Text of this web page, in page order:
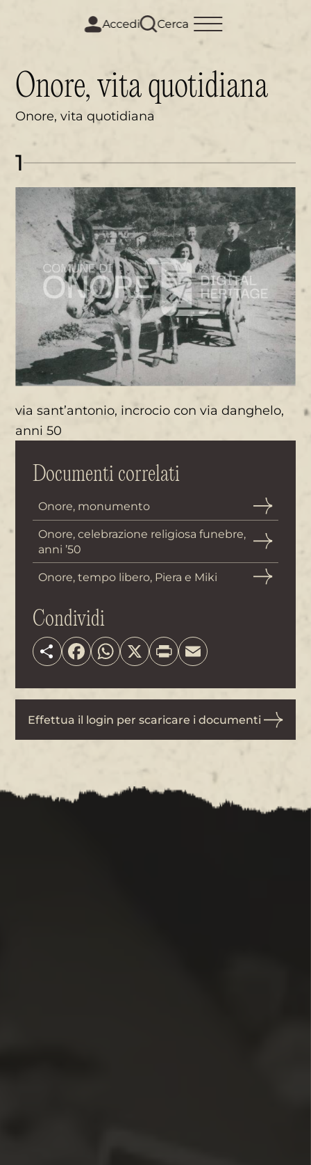
Accedi Cerca
Onore, vita quotidiana
Onore, vita quotidiana
1
via sant’antonio, incrocio con via danghelo,
anni 50
Documenti correlati
Onore, monumento
Onore, celebrazione religiosa funebre,
anni ’50
Onore, tempo libero, Piera e Miki
Condividi
ShareFacebookWhatsApp
X PrintEmail
Effettua il login per scaricare i documenti